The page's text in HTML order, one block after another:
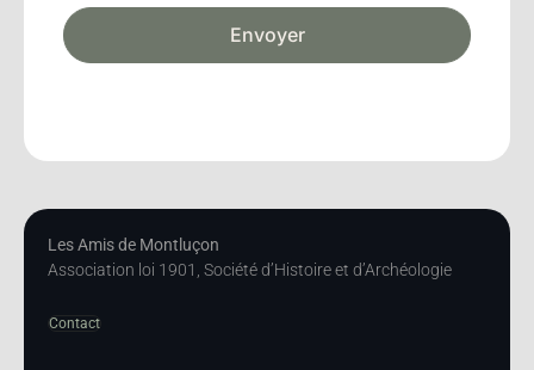
Envoyer
Les Amis de Montluçon
Association loi 1901, Société d’Histoire et d’Archéologie
Contact